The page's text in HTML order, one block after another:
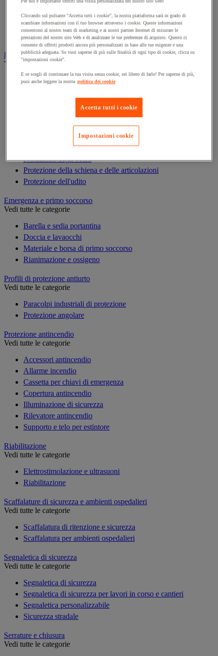
Armadio di sicurezza
Armadio portachiavi
Cassaforte
Cassetta portachiavi
Dispositivi di protezione individuale (DPI)
Vedi tutte le categorie
Abbigliamento di protezione e da lavoro
Custodie per DPI
Maschera respiratoria
Protezione degli occhi
Protezione della schiena e delle articolazioni
Protezione dell'udito
Emergenza e primo soccorso
Vedi tutte le categorie
Barella e sedia portantina
Doccia e lavaocchi
Materiale e borsa di primo soccorso
Rianimazione e ossigeno
Profili di protezione antiurto
Vedi tutte le categorie
Paracolpi industriali di protezione
Protezione angolare
Protezione antincendio
Vedi tutte le categorie
Accessori antincendio
Allarme incendio
Cassetta per chiavi di emergenza
Copertura antincendio
Illuminazione di sicurezza
Rilevatore antincendio
Supporto e telo per estintore
Riabilitazione
Vedi tutte le categorie
Elettrostimolazione e ultrasuoni
Riabilitazione
Scaffalature di sicurezza e ambienti ospedalieri
Vedi tutte le categorie
Scaffalatura di ritenzione e sicurezza
Scaffalatura per ambienti ospedalieri
Segnaletica di sicurezza
Vedi tutte le categorie
Segnaletica di sicurezza
Segnaletica di sicurezza per lavori in corso e cantieri
Segnaletica personalizzabile
Sicurezza stradale
Serrature e chiusura
Vedi tutte le categorie
Cliccando sul pulsante "Accetta tutti i cookie", la nostra piattaforma sarà in grado di
scambiare informazioni con il tuo browser attraverso i cookie. Queste informazioni
consentono al nostro team di marketing e ai nostri partner Internet di misurare le
prestazioni del nostro sito Web e di analizzare le tue preferenze di acquisto. Questo ci
consente di offrirti prodotti ancora più personalizzati in base alle tue esigenze e una
pubblicità adeguata. Se vuoi saperne di più sulle finalità di ogni tipo di cookie, clicca su
"impostazioni cookie".
E se scegli di continuare la tua visita senza cookie, sei libero di farlo! Per saperne di più,
puoi anche leggere la nostra politica dei cookie
Accetta tutti i cookie
Impostazioni cookie